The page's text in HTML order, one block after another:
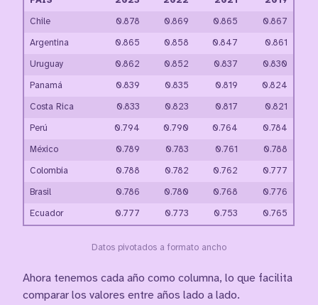
Chile 0.878 0.869 0.865 0.867
Argentina 0.865 0.858 0.847 0.861
Uruguay 0.862 0.852 0.837 0.830
Panamá 0.839 0.835 0.819 0.824
Costa Rica 0.833 0.823 0.817 0.821
Perú 0.794 0.790 0.764 0.784
México 0.789 0.783 0.761 0.788
Colombia 0.788 0.782 0.762 0.777
Brasil 0.786 0.780 0.768 0.776
Ecuador 0.777 0.773 0.753 0.765
Datos pivotados a formato ancho
Ahora tenemos cada año como columna, lo que facilita
comparar los valores entre años lado a lado.